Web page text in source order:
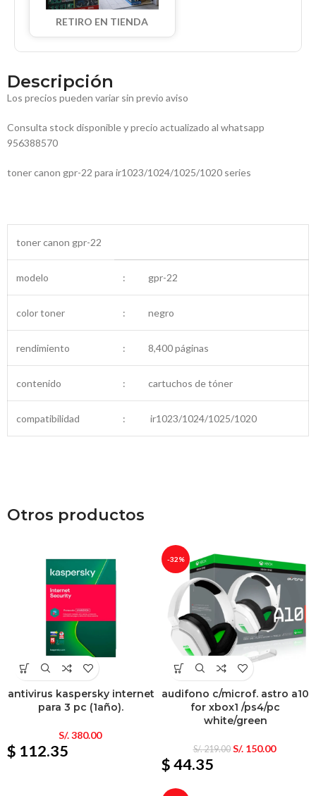
RETIRO EN TIENDA
Descripción
Los precios pueden variar sin previo aviso
Consulta stock disponible y precio actualizado al whatsapp
956388570
toner canon gpr-22 para ir1023/1024/1025/1020 series
toner canon gpr-22
modelo : gpr-22
color toner : negro
rendimiento : 8,400 páginas
contenido : cartuchos de tóner
compatibilidad : ir1023/1024/1025/1020
Otros productos
antivirus kaspersky internet
para 3 pc (1año).
S/.380.00
$ 112.35
-32%
audifono c/microf. astro a10
for xbox1 /ps4/pc
white/green
S/.219.00 S/.150.00
$ 44.35